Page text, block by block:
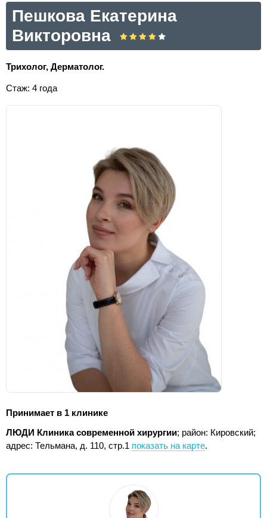
Пешкова Екатерина
Викторовна
Трихолог, Дерматолог.
Стаж: 4 года
Принимает в 1 клинике
ЛЮДИ Клиника современной хирургии; район: Кировский;
адрес: Тельмана, д. 110, стр.1 показать на карте.